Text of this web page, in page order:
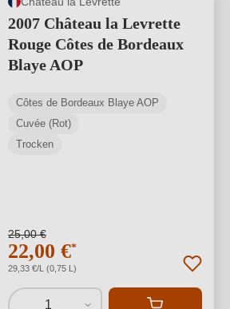
2007 Château la Levrette
Rouge Côtes de Bordeaux
Blaye AOP
Côtes de Bordeaux Blaye AOP
Cuvée (Rot)
Trocken
25,00 €
22,00 €*
29,33 €/L (0,75 L)
1